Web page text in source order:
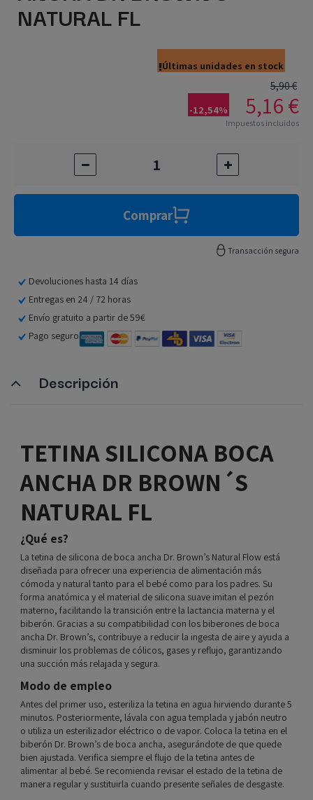
NATURAL FL
Últimas unidades en stock
5,90 €
-12,54% 5,16 €
Impuestos incluidos
Comprar
Transacción segura
Devoluciones hasta 14 días
Entregas en 24 / 72 horas
Envío gratuito a partir de 59€
Pago seguro
Descripción
TETINA SILICONA BOCA
ANCHA DR BROWN´S
NATURAL FL
¿Qué es?
La tetina de silicona de boca ancha Dr. Brown’s Natural Flow está
diseñada para ofrecer una experiencia de alimentación más
cómoda y natural tanto para el bebé como para los padres. Su
forma anatómica y el material de silicona suave imitan el pezón
materno, facilitando la transición entre la lactancia materna y el
biberón. Gracias a su compatibilidad con los biberones de boca
ancha Dr. Brown’s, contribuye a reducir la ingesta de aire y ayuda a
disminuir los problemas de cólicos, gases y reflujo, garantizando
una succión más relajada y segura.
Modo de empleo
Antes del primer uso, esteriliza la tetina en agua hirviendo durante 5
minutos. Posteriormente, lávala con agua templada y jabón neutro
o utiliza un esterilizador eléctrico o de vapor. Coloca la tetina en el
biberón Dr. Brown’s de boca ancha, asegurándote de que quede
bien ajustada. Verifica siempre el flujo de la tetina antes de
alimentar al bebé. Se recomienda revisar el estado de la tetina de
manera regular y sustituirla cuando presente señales de desgaste.